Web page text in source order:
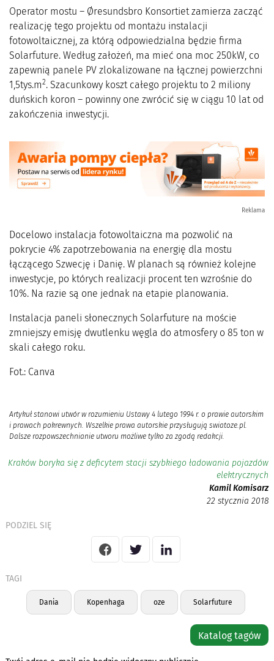
Operator mostu – Øresundsbro Konsortiet zamierza zacząć
realizację tego projektu od montażu instalacji
fotowoltaicznej, za którą odpowiedzialna będzie firma
Solarfuture. Według założeń, ma mieć ona moc 250kW, co
zapewnią panele PV zlokalizowane na łącznej powierzchni
1,5tys.m2. Szacunkowy koszt całego projektu to 2 miliony
duńskich koron – powinny one zwrócić się w ciągu 10 lat od
zakończenia inwestycji.
Reklama
Docelowo instalacja fotowoltaiczna ma pozwolić na
pokrycie 4% zapotrzebowania na energię dla mostu
łączącego Szwecję i Danię. W planach są również kolejne
inwestycje, po których realizacji procent ten wzrośnie do
10%. Na razie są one jednak na etapie planowania.
Instalacja paneli słonecznych Solarfuture na moście
zmniejszy emisję dwutlenku węgla do atmosfery o 85 ton w
skali całego roku.
Fot.: Canva
Artykuł stanowi utwór w rozumieniu Ustawy 4 lutego 1994 r. o prawie autorskim
i prawach pokrewnych. Wszelkie prawa autorskie przysługują swiatoze.pl.
Dalsze rozpowszechnianie utworu możliwe tylko za zgodą redakcji.
Kraków boryka się z deficytem stacji szybkiego ładowania pojazdów
elektrycznych
Kamil Komisarz
22 stycznia 2018
PODZIEL SIĘ
TAGI
Dania Kopenhaga oze Solarfuture
Katalog tagów